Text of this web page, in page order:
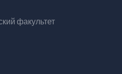
факультет